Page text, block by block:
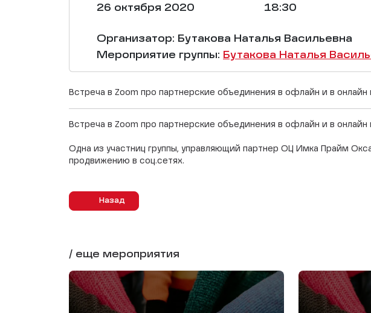
26 октября 2020 18:30
Организатор: Бутакова Наталья Васильевна
Мероприятие группы: Бутакова Наталья
Встреча в Zoom про партнерские объединения в офлайн и в онлайн
Встреча в Zoom про партнерские объединения в офлайн и в онлайн
Одна из участниц группы, управляющий партнер ОЦ Имка Прайм
продвижению в соц.сетях.
Назад
/ еще мероприятия